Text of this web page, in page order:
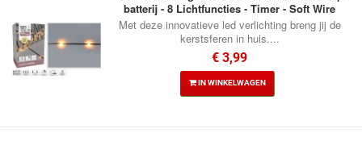
batterij - 8 Lichtfuncties - Timer - Soft Wire
Met deze innovatieve led verlichting breng jij de
kerstsferen in huis....
€ 3,99
IN WINKELWAGEN